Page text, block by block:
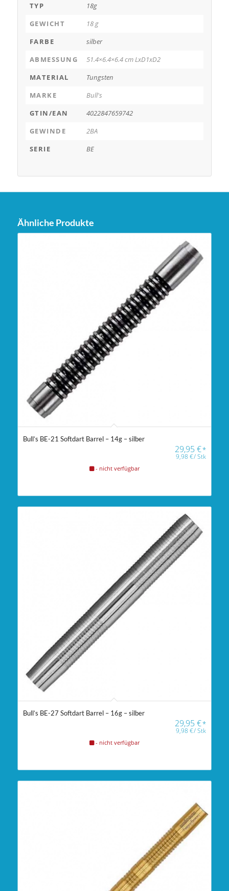
TYP
18g
GEWICHT
18 g
FARBE
silber
ABMESSUNG
51.4×6.4×6.4 cm LxD1xD2
MATERIAL
Tungsten
MARKE
Bull's
GTIN/EAN
4022847659742
GEWINDE
2BA
SERIE
BE
Ähnliche Produkte
Bull’s BE-21 Softdart Barrel – 14g – silber
29,95€*
9,98€/Stk
- nicht verfügbar
Bull’s BE-27 Softdart Barrel – 16g – silber
29,95€*
9,98€/Stk
- nicht verfügbar